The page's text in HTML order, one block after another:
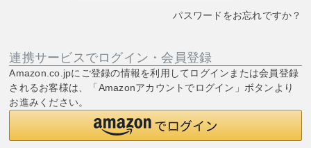
パスワードをお忘れですか？
連携サービスでログイン・会員登録
Amazon.co.jpにご登録の情報を利用してログインまたは会員登録
されるお客様は、「Amazonアカウントでログイン」ボタンより
お進みください。